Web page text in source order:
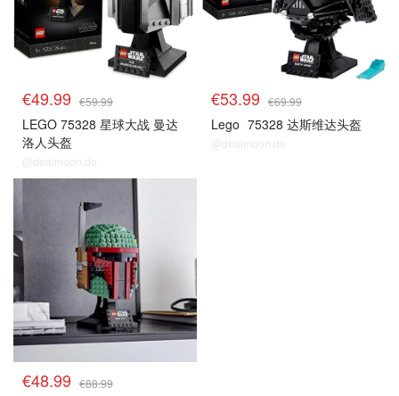
€49.99 €59.99
LEGO 75328 星球大战 曼达
洛人头盔
@dealmoon.de
€53.99 €69.99
Lego 75328 达斯维达头盔
@dealmoon.de
€48.99 €88.99